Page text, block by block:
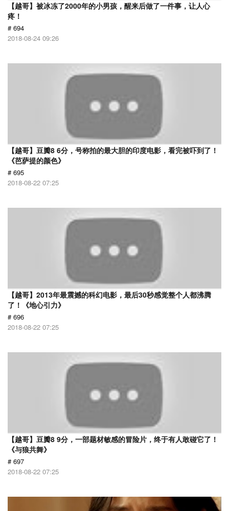
【越哥】被冰冻了2000年的小男孩，醒来后做了一件事，让人心
疼！
# 694
2018-08-24 09:26
【越哥】豆瓣8 6分，号称拍的最大胆的印度电影，看完被吓到了！
《芭萨提的颜色》
# 695
2018-08-22 07:25
【越哥】2013年最震撼的科幻电影，最后30秒感觉整个人都沸腾
了！《地心引力》
# 696
2018-08-22 07:25
【越哥】豆瓣8 9分，一部题材敏感的冒险片，终于有人敢碰它了！
《与狼共舞》
# 697
2018-08-22 07:25